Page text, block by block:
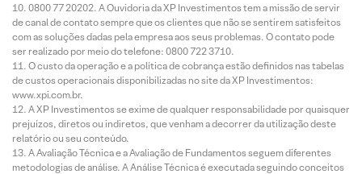
0800 77 20202. A Ouvidoria da XP Investimentos tem a missão de servir
de canal de contato sempre que os clientes que não se sentirem satisfeitos
com as soluções dadas pela empresa aos seus problemas. O contato pode
ser realizado por meio do telefone: 0800 722 3710.
O custo da operação e a política de cobrança estão definidos nas tabelas
de custos operacionais disponibilizadas no site da XP Investimentos:
www.xpi.com.br.
A XP Investimentos se exime de qualquer responsabilidade por quaisquer
prejuízos, diretos ou indiretos, que venham a decorrer da utilização deste
relatório ou seu conteúdo.
A Avaliação Técnica e a Avaliação de Fundamentos seguem diferentes
metodologias de análise. A Análise Técnica é executada seguindo conceitos